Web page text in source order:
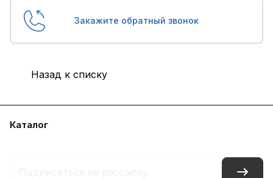
Закажите обратный звонок
Назад к списку
Каталог